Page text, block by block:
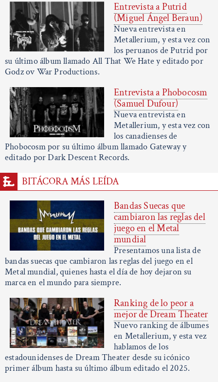
Entrevista a Putrid
(Miguel Ángel Beraun)
Nueva entrevista en
Metallerium, y esta vez con
los peruanos de Putrid por
su último álbum llamado All That We Hate y editado por
Godz ov War Productions.
Entrevista a Phobocosm
(Samuel Dufour)
Nueva entrevista en
Metallerium, y esta vez con
los canadienses de
Phobocosm por su último álbum llamado Gateway y
editado por Dark Descent Records.
BITÁCORA MÁS LEÍDA
Bandas Suecas que
cambiaron las reglas del
juego en el Metal
mundial
Presentamos una lista de
bandas suecas que cambiaron las reglas del juego en el
Metal mundial, quienes hasta el día de hoy dejaron su
marca en el mundo para siempre.
Ranking de lo peor a
mejor de Dream Theater
Nuevo ranking de álbumes
en Metallerium, y esta vez
hablamos de los
estadounidenses de Dream Theater desde su icónico
primer álbum hasta su último álbum editado el 2025.